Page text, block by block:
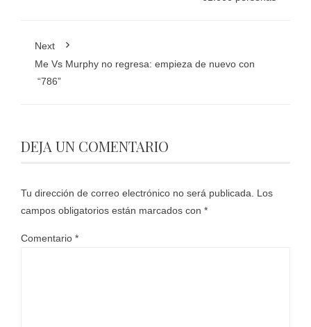
Next
Me Vs Murphy no regresa: empieza de nuevo con
“786”
DEJA UN COMENTARIO
Tu dirección de correo electrónico no será publicada.
Los
campos obligatorios están marcados con *
Comentario *